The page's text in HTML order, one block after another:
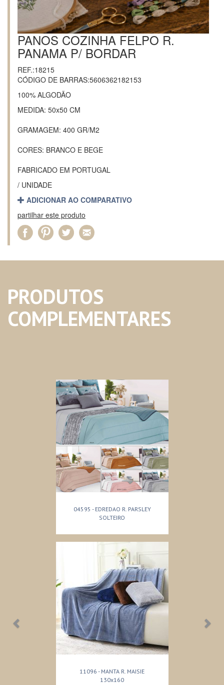
PANOS COZINHA FELPO R.
PANAMA P/ BORDAR
REF.:18215
CÓDIGO DE BARRAS:5606362182153
100% ALGODÃO
MEDIDA: 50x50 CM
GRAMAGEM: 400 GR/M2
CORES: BRANCO E BEGE
FABRICADO EM PORTUGAL
/ UNIDADE
ADICIONAR AO COMPARATIVO
partilhar este produto
PRODUTOS
COMPLEMENTARES
04595 - EDREDAO R. PARSLEY
SOLTEIRO
11096 - MANTA R. MAISIE
130x160